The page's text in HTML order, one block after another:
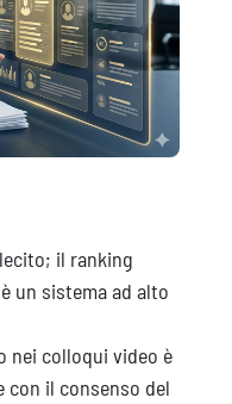
il ranking
un sistema ad alto
nei colloqui video è
con il consenso del